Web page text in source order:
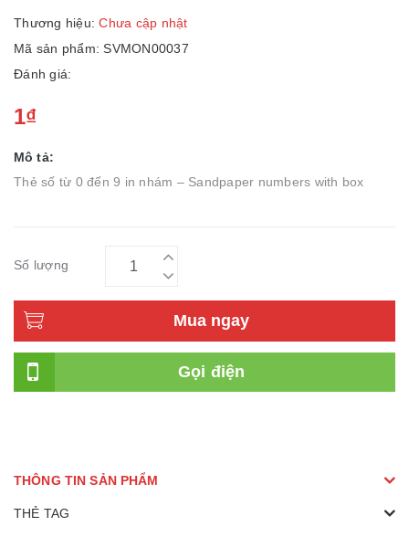
Thương hiệu: Chưa cập nhật
Mã sản phẩm: SVMON00037
Đánh giá:
1₫
Mô tả:
Thẻ số từ 0 đến 9 in nhám – Sandpaper numbers with box
Số lượng
Mua ngay
Gọi điện
THÔNG TIN SẢN PHẨM
THẺ TAG